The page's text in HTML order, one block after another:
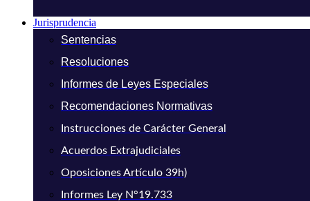
Jurisprudencia
Sentencias
Resoluciones
Informes de Leyes Especiales
Recomendaciones Normativas
Instrucciones de Carácter General
Acuerdos Extrajudiciales
Oposiciones Artículo 39h)
Informes Ley N°19.733